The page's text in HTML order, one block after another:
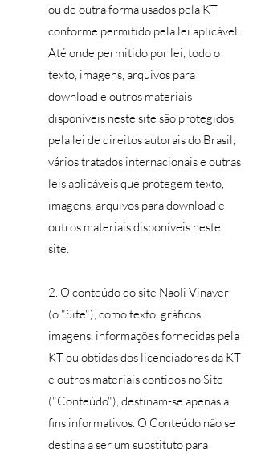
ou de outra forma usados pela KT
conforme permitido pela lei aplicável.
Até onde permitido por lei, todo o
texto, imagens, arquivos para
download e outros materiais
disponíveis neste site são protegidos
pela lei de direitos autorais do Brasil,
vários tratados internacionais e outras
leis aplicáveis que protegem texto,
imagens, arquivos para download e
outros materiais disponíveis neste
site.
2. O conteúdo do site Naoli Vinaver
(o "Site"), como texto, gráficos,
imagens, informações fornecidas pela
KT ou obtidas dos licenciadores da KT
e outros materiais contidos no Site
("Conteúdo"), destinam-se apenas a
fins informativos. O Conteúdo não se
destina a ser um substituto para